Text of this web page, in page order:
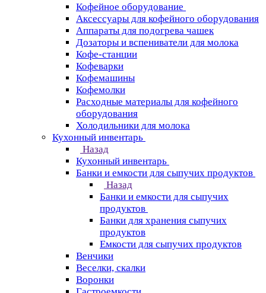
Кофейное оборудование
Аксессуары для кофейного оборудования
Аппараты для подогрева чашек
Дозаторы и вспениватели для молока
Кофе-станции
Кофеварки
Кофемашины
Кофемолки
Расходные материалы для кофейного
оборудования
Холодильники для молока
Кухонный инвентарь
Назад
Кухонный инвентарь
Банки и емкости для сыпучих продуктов
Назад
Банки и емкости для сыпучих
продуктов
Банки для хранения сыпучих
продуктов
Емкости для сыпучих продуктов
Венчики
Веселки, скалки
Воронки